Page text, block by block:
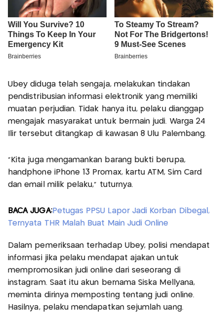
Ubey diduga telah sengaja, melakukan tindakan
pendistribusian informasi elektronik yang memiliki
muatan perjudian. Tidak hanya itu, pelaku dianggap
mengajak masyarakat untuk bermain judi. Warga 24
Ilir tersebut ditangkap di kawasan 8 Ulu Palembang.
"Kita juga mengamankan barang bukti berupa,
handphone iPhone 13 Promax, kartu ATM, Sim Card
dan email milik pelaku," tuturnya.
BACA JUGA:Petugas PPSU Lapor Jadi Korban Dibegal,
Ternyata THR Malah Buat Main Judi Online
Dalam pemeriksaan terhadap Ubey, polisi mendapat
informasi jika pelaku mendapat ajakan untuk
mempromosikan judi online dari seseorang di
instagram. Saat itu akun bernama Siska Mellyana,
meminta dirinya memposting tentang judi online.
Hasilnya, pelaku mendapatkan sejumlah uang.